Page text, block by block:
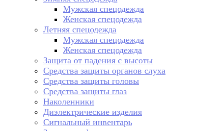
Мужская спецодежда
Женская спецодежда
Летняя спецодежда
Мужская спецодежда
Женская спецодежда
Защита от падения с высоты
Средства защиты органов слуха
Средства защиты головы
Средства защиты глаз
Наколенники
Диэлектрические изделия
Сигнальный инвентарь